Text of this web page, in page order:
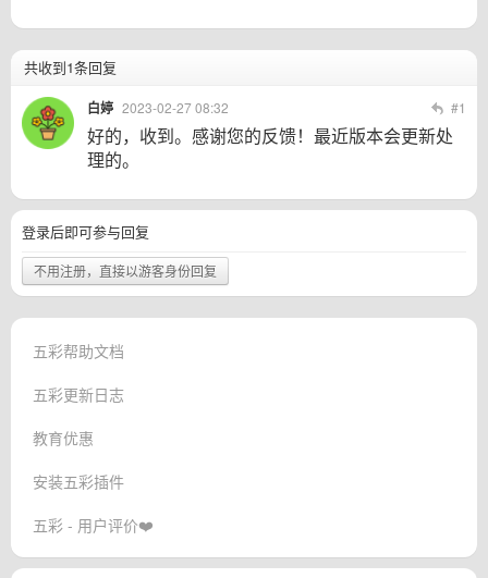
共收到1条回复
白婷 2023-02-27 08:32 #1
好的，收到。感谢您的反馈！最近版本会更新处
理的。
登录后即可参与回复
不用注册，直接以游客身份回复
五彩帮助文档
五彩更新日志
教育优惠
安装五彩插件
五彩 - 用户评价❤️